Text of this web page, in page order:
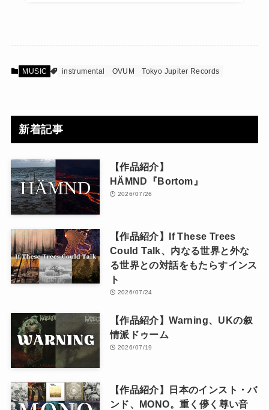
MUSIC instrumental OVUM Tokyo Jupiter Records
新着記事
【作品紹介】
HÄMND『Bortom』
2026/07/26
【作品紹介】If These Trees
Could Talk、内なる世界と外な
る世界との対話をもたらすインス
ト
2026/07/24
【作品紹介】Warning、UKの叙
情派ドゥーム
2026/07/19
【作品紹介】日本のインスト・バ
ンド、MONO。重く儚く尊い音